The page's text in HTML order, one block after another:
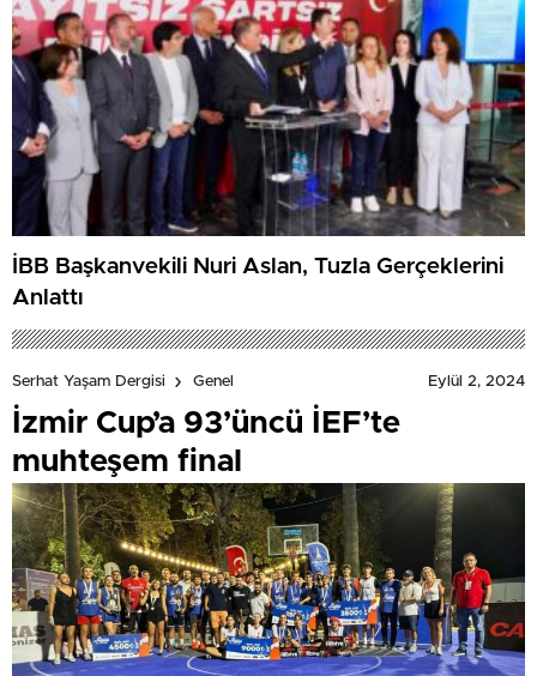
İBB Başkanvekili Nuri Aslan, Tuzla Gerçeklerini
Anlattı
Serhat Yaşam Dergisi Genel Eylül 2, 2024
İzmir Cup’a 93’üncü İEF’te
muhteşem final